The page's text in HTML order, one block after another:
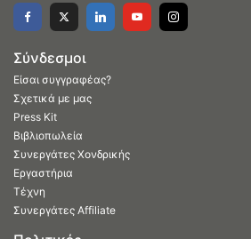
Σύνδεσμοι
Είσαι συγγραφέας?
Σχετικά με μας
Press Kit
Βιβλιοπωλεία
Συνεργάτες Χονδρικής
Εργαστήρια
Τέχνη
Συνεργάτες Affiliate